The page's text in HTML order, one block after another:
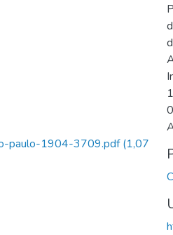
paulo-1904-3709.pdf(1,07